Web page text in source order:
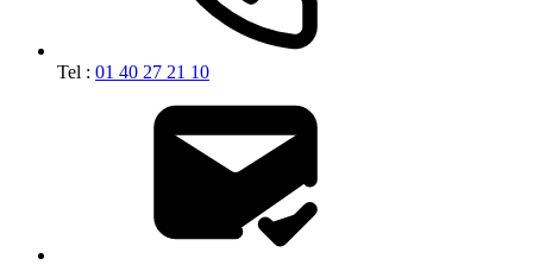
Tel : 01 40 27 21 10